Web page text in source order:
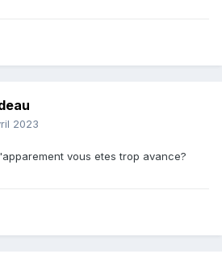
2023
vous etes trop avance?